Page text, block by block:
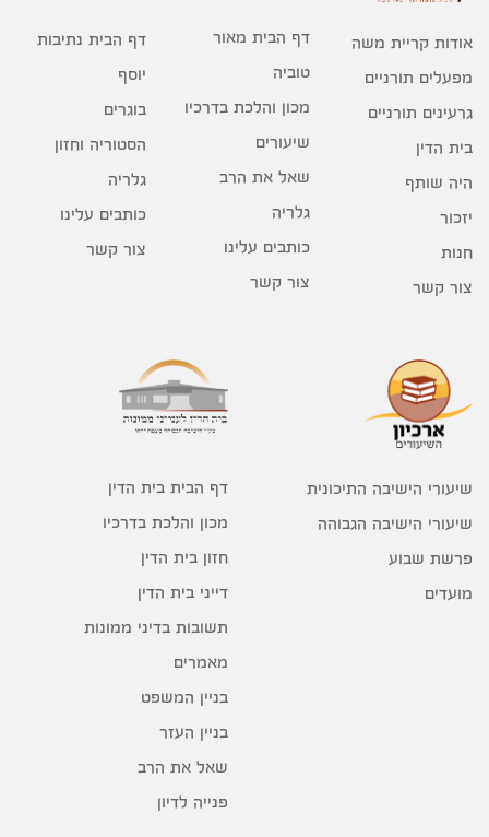
אודות קריית משה
מפעלים תורניים
גרעינים תורניים
בית הדין
היה שותף
יזכור
חנות
צור קשר
דף הבית מאור
טוביה
מכון והלכת בדרכיו
שיעורים
שאל את הרב
גלריה
כותבים עלינו
צור קשר
דף הבית נתיבות
יוסף
בוגרים
הסטוריה וחזון
גלריה
כותבים עלינו
צור קשר
שיעורי הישיבה התיכונית
שיעורי הישיבה הגבוהה
פרשת שבוע
מועדים
דף הבית בית הדין
מכון והלכת בדרכיו
חזון בית הדין
דייני בית הדין
תשובות בדיני ממונות
מאמרים
בניין המשפט
בניין העזר
שאל את הרב
פנייה לדיון